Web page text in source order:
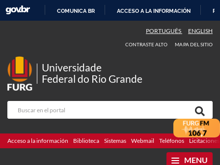
CONTENIDO
COMUNICA BR ACCESO A LA INFORMACIÓN
PORTUGUÊS ENGLISH
CONTRASTE ALTO MAPA DEL SITIO
Universidade
Federal do Rio Grande
Acceso a la información Biblioteca Sistemas Webmail Teléfonos Licitaciones
MENU